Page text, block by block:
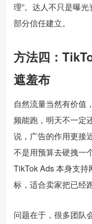
理”。达人不只是曝
部分信任建立。
方法四：
遮羞布
自然流量当然有价值
频能跑，明天不一定
说，广告的作用更接
不是用预算去硬拽一
TikTok Ads 本身支持
标，适合卖家把已经
问题在于，很多团队